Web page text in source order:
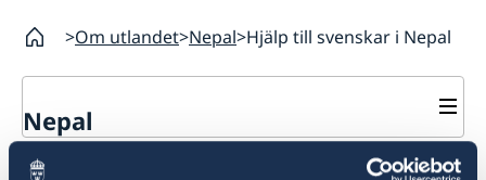
Om utlandet Nepal Hjälp till svenskar i Nepal
Nepal
Rösta i Nepal